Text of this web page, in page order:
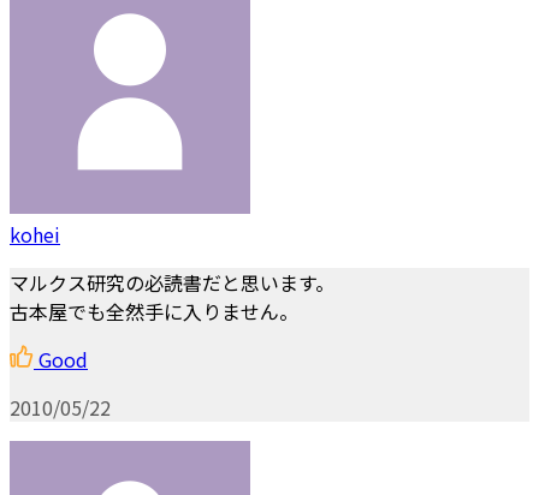
kohei
マルクス研究の必読書だと思います。
古本屋でも全然手に入りません。
Good
2010/05/22